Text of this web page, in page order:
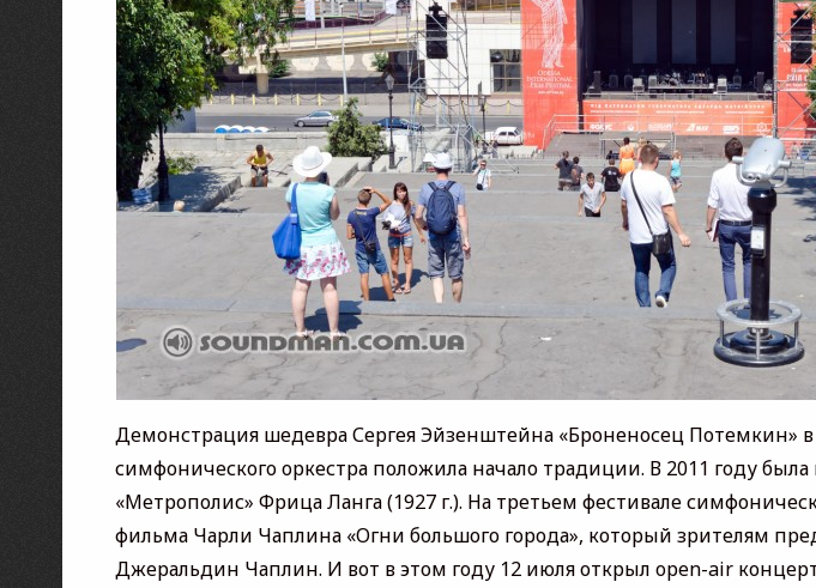
Демонстрация шедевра Сергея Эйзенштейна «Броненосец Потемкин»
симфонического оркестра положила начало традиции. В 2011 году была
«Метрополис» Фрица Ланга (1927 г.). На третьем фестивале
фильма Чарли Чаплина «Огни большого города», который зрителям
Джеральдин Чаплин. И вот в этом году 12 июля открыл open-air